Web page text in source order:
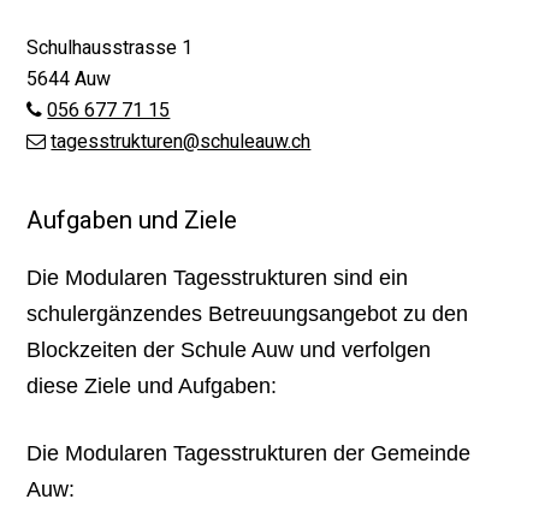
Schulhausstrasse 1
5644 Auw
056 677 71 15
tagesstrukturen@schuleauw.ch
Aufgaben und Ziele
Die Modularen Tagesstrukturensindein
schulergänzendes Betreuungsangebot zu den
Blockzeiten der Schule Auw undverfolgen
diese Ziele und Aufgaben:
Die Modularen Tagesstrukturen der Gemeinde
Auw: